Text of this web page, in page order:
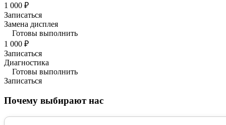
1 000 ₽
Записаться
Замена дисплея
Готовы выполнить
1 000 ₽
Записаться
Диагностика
Готовы выполнить
Записаться
Почему выбирают нас